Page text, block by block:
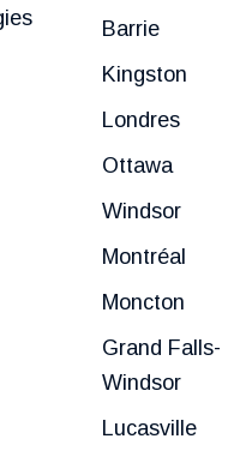
Barrie
Kingston
Londres
Ottawa
Windsor
Montréal
Moncton
Grand Falls-
Windsor
Lucasville